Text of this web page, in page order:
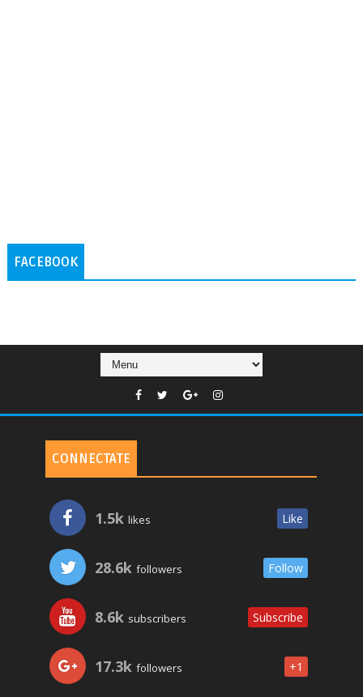
FACEBOOK
CONNECTATE
1.5k likes Like
28.6k followers Follow
8.6k subscribers Subscribe
17.3k followers +1